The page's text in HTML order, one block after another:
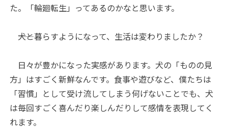
た。「輪廻転生」ってあるのかなと思います。
――犬と暮らすようになって、生活は変わりましたか？
日々が豊かになった実感があります。犬の「ものの見
方」はすごく新鮮なんです。食事や遊びなど、僕たちは
「習慣」として受け流してしまう何げないことでも、犬
は毎回すごく喜んだり楽しんだりして感情を表現してく
れます。